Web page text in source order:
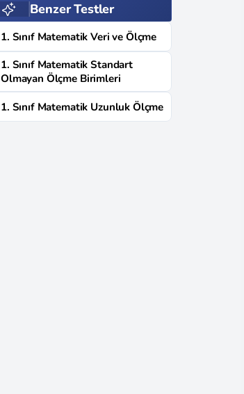
Benzer Testler
1. Sınıf Matematik Veri ve Ölçme
1. Sınıf Matematik Standart
Olmayan Ölçme Birimleri
1. Sınıf Matematik Uzunluk Ölçme